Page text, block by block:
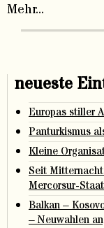
Mehr...
neueste
Europas stiller
Panturkismus
Kleine
Seit
Mercorsur-
Balkan –
– Neuwahlen